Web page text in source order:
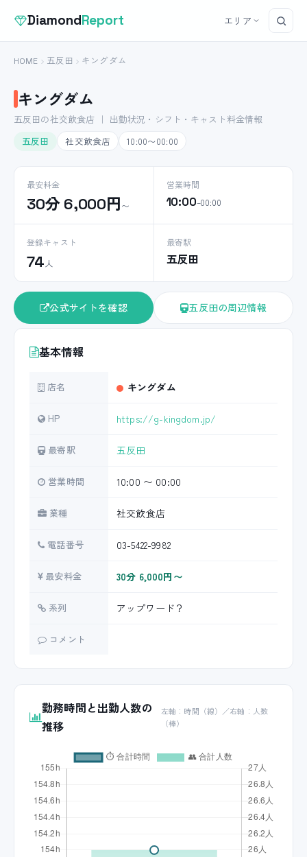
DiamondReport エリア
HOME 五反田 キングダム
キングダム
五反田の社交飲食店 ｜ 出勤状況・シフト・キャスト料金情報
五反田
社交飲食店 10:00〜00:00
最安料金
30分 6,000円〜
営業時間
10:00–00:00
登録キャスト
74 人
最寄駅
五反田
公式サイトを確認 五反田の周辺情報
基本情報
店名 キングダム
HP https://g-kingdom.jp/
最寄駅 五反田
営業時間 10:00 〜 00:00
業種 社交飲食店
電話番号 03-5422-9982
最安料金 30分 6,000円〜
系列 アップワード？
コメント
勤務時間と出勤人数の
推移
左軸：時間（線）／右軸：人数
（棒）